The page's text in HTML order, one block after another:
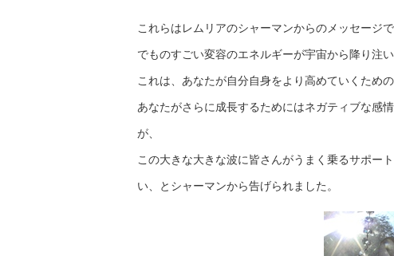
これらはレムリアのシャーマンからのメッセージ
でものすごい変容のエネルギーが宇宙から降り注い
これは、あなたが自分自身をより高めていくため
あなたがさらに成長するためにはネガティブな感
が、
この大きな大きな波に皆さんがうまく乗るサポー
い、とシャーマンから告げられました。